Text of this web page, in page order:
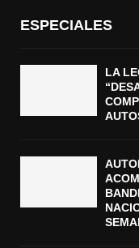
ESPECIALES
LA